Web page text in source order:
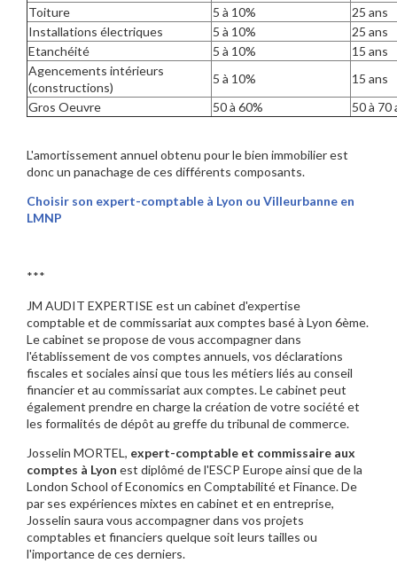
Toiture
5 à 10%
25 ans
Installations électriques
5 à 10%
25 ans
Etanchéité
5 à 10%
15 ans
Agencements intérieurs
(constructions)
5 à 10%
15 ans
Gros Oeuvre
50 à 60% 50 à 70
L'amortissement annuel obtenu pour le bien immobilier est
donc un panachage de ces différents composants.
Choisir son expert-comptable à Lyon ou Villeurbanne en
LMNP
***
JM AUDIT EXPERTISE est un cabinet d'expertise
comptable et de commissariat aux comptes basé à Lyon 6ème.
Le cabinet se propose de vous accompagner dans
l'établissement de vos comptes annuels, vos déclarations
fiscales et sociales ainsi que tous les métiers liés au conseil
financier et au commissariat aux comptes. Le cabinet peut
également prendre en charge la création de votre société et
les formalités de dépôt au greffe du tribunal de commerce.
Josselin MORTEL, expert-comptable et commissaire aux
comptes à Lyon est diplômé de l'ESCP Europe ainsi que de la
London School of Economics en Comptabilité et Finance. De
par ses expériences mixtes en cabinet et en entreprise,
Josselin saura vous accompagner dans vos projets
comptables et financiers quelque soit leurs tailles ou
l'importance de ces derniers.